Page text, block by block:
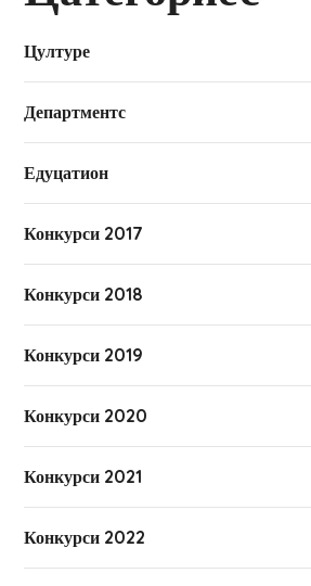
Цултуре
Департментс
Едуцатион
Конкурси 2017
Конкурси 2018
Конкурси 2019
Конкурси 2020
Конкурси 2021
Конкурси 2022